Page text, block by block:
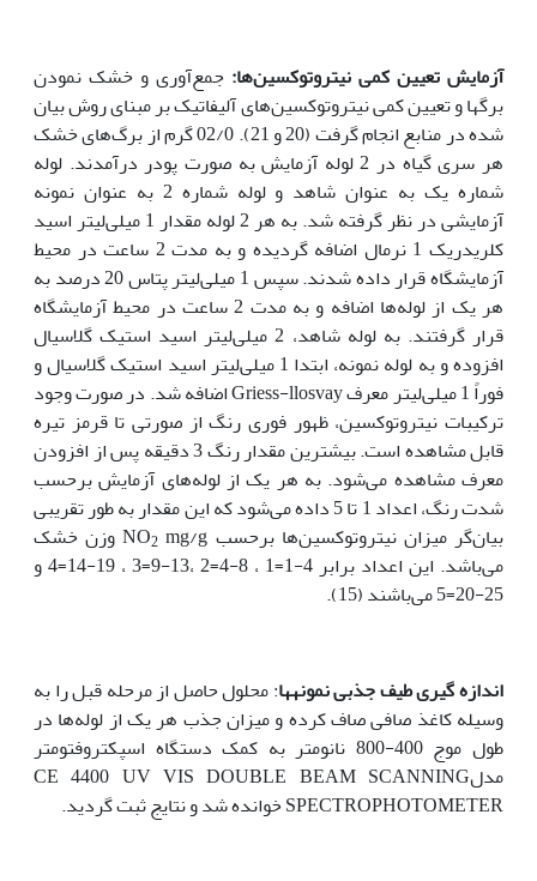
آزمایش تعیین کمی نیتروتوکسین‌ها: جمع‌آوری و خشک نمودن
برگها و تعیین کمی نیتروتوکسین‌های آلیفاتیک بر مبنای روش بیان
شده در منابع انجام گرفت (20 و 21). 02/0 گرم از برگ‌های خشک
هر سری گیاه در 2 لوله آزمایش به صورت پودر درآمدند. لوله
شماره یک به عنوان شاهد و لوله شماره 2 به عنوان نمونه
آزمایشی در نظر گرفته شد. به هر 2 لوله مقدار 1 میلی‌لیتر اسید
کلریدریک 1 نرمال اضافه گردیده و به مدت 2 ساعت در محیط
آزمایشگاه قرار داده شدند. سپس 1 میلی‌لیتر پتاس 20 درصد به
هر یک از لوله‌ها اضافه و به مدت 2 ساعت در محیط آزمایشگاه
قرار گرفتند. به لوله شاهد، 2 میلی‌لیتر اسید استیک گلاسیال
افزوده و به لوله نمونه، ابتدا 1 میلی‌لیتر اسید استیک گلاسیال و
فوراً 1 میلی‌لیتر معرف Griess-llosvay اضافه شد. در صورت وجود
ترکیبات نیتروتوکسین، ظهور فوری رنگ از صورتی تا قرمز تیره
قابل مشاهده است. بیشترین مقدار رنگ 3 دقیقه پس از افزودن
معرف مشاهده می‌شود. به هر یک از لوله‌های آزمایش برحسب
شدت رنگ، اعداد 1 تا 5 داده می‌شود که این مقدار به طور تقریبی
بیان‌گر میزان نیتروتوکسین‌ها برحسب NO
2
mg/g وزن خشک
می‌باشد. این اعداد برابر 4-1=1 ، 8-4=2 ،13-9=3 ، 19-14=4 و
25-20=5 می‌باشند (15).
اندازه گیری طیف جذبی نمونه‏ها: محلول حاصل از مرحله قبل را به
وسیله کاغذ صافی صاف کرده و میزان جذب هر یک از لوله‌ها در
طول موج 400-800 نانومتر به کمک دستگاه اسپکتروفتومتر
مدلCE 4400 UV VIS DOUBLE BEAM SCANNING
SPECTROPHOTOMETER خوانده شد و نتایج ثبت گردید.